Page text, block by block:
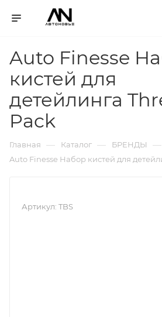
Auto Finesse
кистей для
детейлинга
Pack
Главная — Каталог — БРЕНДЫ —
Auto Finesse Набор кистей для
Артикул: TBS